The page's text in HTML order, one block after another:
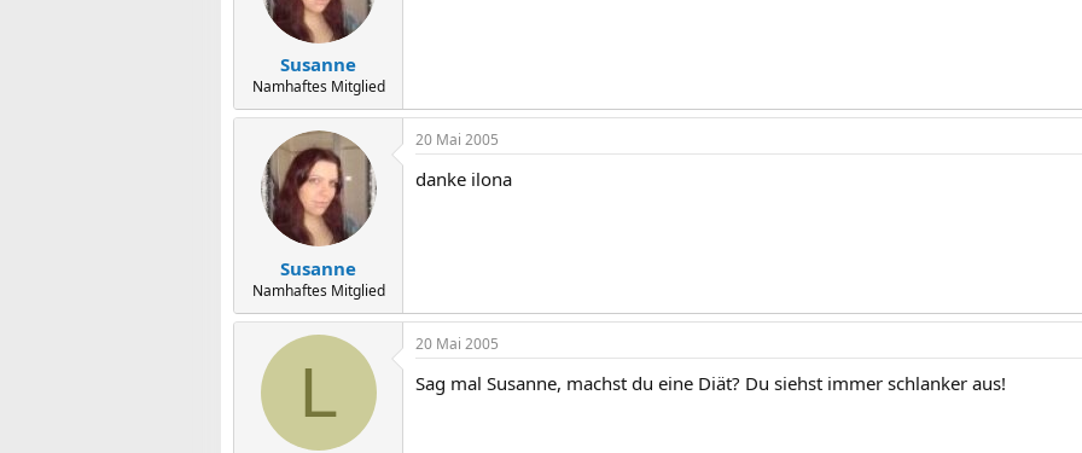
Susanne
Namhaftes Mitglied
Susanne
Namhaftes Mitglied
20 Mai 2005
danke ilona
L
20 Mai 2005
Sag mal Susanne, machst du eine Diät? Du siehst immer schlanker aus!